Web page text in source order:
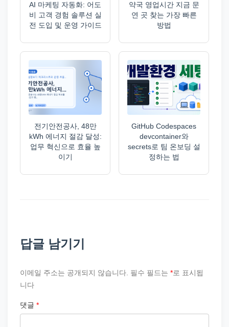
AI 마케팅 자동화: 어도
비 고객 경험 솔루션 실
전 도입 및 운영 가이드
약국 영업시간 지금 문
연 곳 찾는 가장 빠른
방법
전기안전공사, 48만
kWh 에너지 절감 달성:
업무 혁신으로 효율 높
이기
GitHub Codespaces
devcontainer와
secrets로 팀 온보딩 설
정하는 법
답글 남기기
이메일 주소는 공개되지 않습니다. 필수 필드는 *로 표시됩
니다
댓글 *